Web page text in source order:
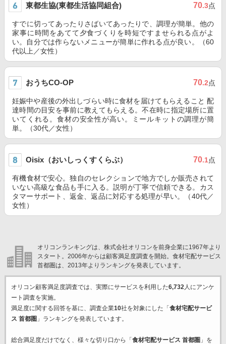
東都生協(東都生活協同組合) 70.3点
すでに切ってあったりさばいてあったりで、調理が簡単。他の
家事に時間をあてて夕食づくりを時短ですませられる点がよ
い。自分では作らないメニューが簡単に作れる点が良い。（60
代以上／女性）
おうちCO-OP 70.2点
妊娠中や産後の外出しづらい時に食材を届けてもらえること 配
達時間の目安を事前に教えてもらえる。不在時に指定場所に置
いてくれる。食材の安全性が高い。ミールキットの調理が簡
単。（30代／女性）
Oisix（おいしっくすくらぶ） 70.1点
有機食材で安心。独自のセレクションで地方でしか販売されて
いない高級な食品も手に入る。説明が丁寧で信頼できる。カス
タマーサポート、返金、返品に対応する処理が早い。（40代／
女性）
オリコンランキングは、株式会社オリコンを前身企業に1967年より
スタート。2006年からは顧客満足度調査を開始。食材宅配サービス
首都圏は、2013年よりランキングを発表しています。
オリコン顧客満足度調査では、実際にサービスを利用した6,732人にアンケ
ート調査を実施。
満足度に関する回答を基に、調査企業10社を対象にした「 食材宅配サービ
ス 首都圏 」ランキングを発表しています。
総合満足度だけでなく、様々な切り口から「 食材宅配サービス 首都圏 」を